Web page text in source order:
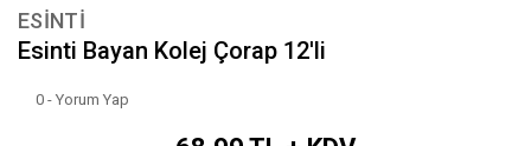
ESİNTİ
Esinti Bayan Kolej Çorap 12'li
0 - Yorum Yap